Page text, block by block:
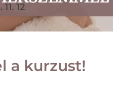
12
a kurzust!